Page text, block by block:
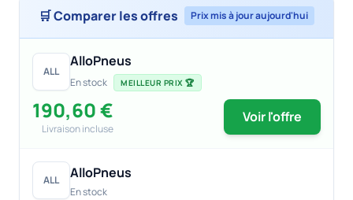
🛒 Comparer les offres Prix mis à jour aujourd'hui
ALL
AlloPneus
En stock MEILLEUR PRIX 🏆
190,60 €
Livraison incluse
Voir l'offre
ALL AlloPneus
En stock